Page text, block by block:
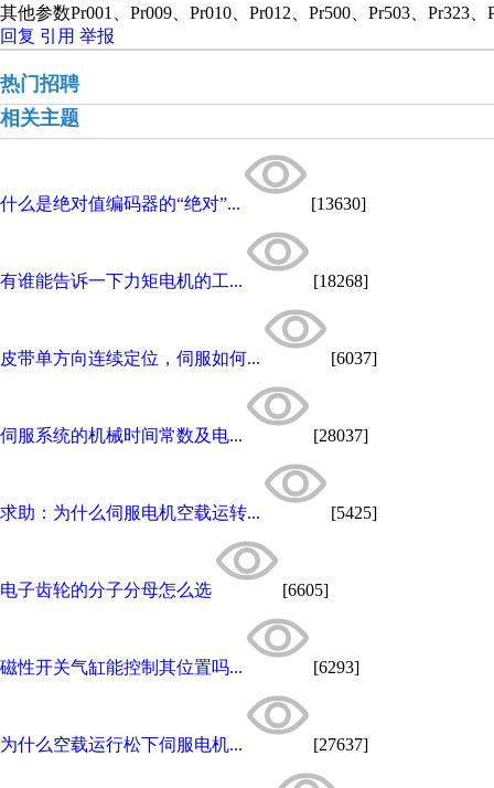
其他参数Pr001、Pr009、Pr010、Pr012、Pr500、Pr503、Pr323、
回复 引用 举报
热门招聘
相关主题
什么是绝对值编码器的“绝对”... [13630]
有谁能告诉一下力矩电机的工... [18268]
皮带单方向连续定位，伺服如何... [6037]
伺服系统的机械时间常数及电... [28037]
求助：为什么伺服电机空载运转... [5425]
电子齿轮的分子分母怎么选 [6605]
磁性开关气缸能控制其位置吗... [6293]
为什么空载运行松下伺服电机... [27637]